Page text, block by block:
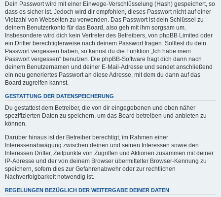
Dein Passwort wird mit einer Einwege-Verschlüsselung (Hash) gespeichert, so
dass es sicher ist. Jedoch wird dir empfohlen, dieses Passwort nicht auf einer
Vielzahl von Webseiten zu verwenden. Das Passwort ist dein Schlüssel zu
deinem Benutzerkonto für das Board, also geh mit ihm sorgsam um.
Insbesondere wird dich kein Vertreter des Betreibers, von phpBB Limited oder
ein Dritter berechtigterweise nach deinem Passwort fragen. Solltest du dein
Passwort vergessen haben, so kannst du die Funktion „Ich habe mein
Passwort vergessen“ benutzen. Die phpBB-Software fragt dich dann nach
deinem Benutzernamen und deiner E-Mail-Adresse und sendet anschließend
ein neu generiertes Passwort an diese Adresse, mit dem du dann auf das
Board zugreifen kannst.
GESTATTUNG DER DATENSPEICHERUNG
Du gestattest dem Betreiber, die von dir eingegebenen und oben näher
spezifizierten Daten zu speichern, um das Board betreiben und anbieten zu
können.
Darüber hinaus ist der Betreiber berechtigt, im Rahmen einer
Interessenabwägung zwischen deinen und seinen Interessen sowie den
Interessen Dritter, Zeitpunkte von Zugriffen und Aktionen zusammen mit deiner
IP-Adresse und der von deinem Browser übermittelter Browser-Kennung zu
speichern, sofern dies zur Gefahrenabwehr oder zur rechtlichen
Nachverfolgbarkeit notwendig ist.
REGELUNGEN BEZÜGLICH DER WEITERGABE DEINER DATEN